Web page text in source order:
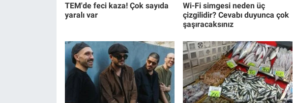
TEM'de feci kaza! Çok sayıda
yaralı var
Wi-Fi simgesi neden üç
çizgilidir? Cevabı duyunca çok
şaşıracaksınız